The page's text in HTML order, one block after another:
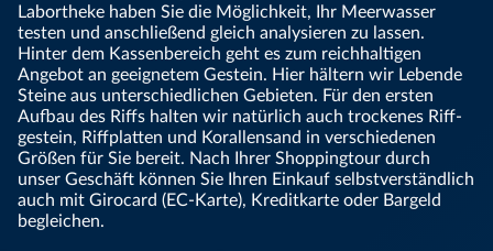
Labortheke haben Sie die Mög­lich­keit, Ihr Meer­was­ser
testen und an­schließend gleich analy­sieren zu las­sen.
Hinter dem Kas­sen­be­reich geht es zum reichhaltigen
Angebot an geeig­netem Gestein. Hier häl­tern wir Lebende
Steine aus un­ter­schied­lichen Gebie­ten. Für den ersten
Aufbau des Riffs halten wir natürlich auch trock­enes Riff­
gestein, Riff­platten und Koral­len­sand in verschiedenen
Größen für Sie bereit. Nach Ihrer Shopping­tour durch
unser Geschäft können Sie Ihren Einkauf selbst­ver­ständ­lich
auch mit Giro­card (EC-Karte), Kredit­karte oder Bar­geld
beglei­chen.